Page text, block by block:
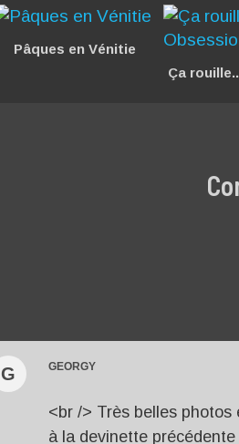
Pâques en Vénitie
Ça
G GEORGY
<br /> Très belles photos
à la devinette